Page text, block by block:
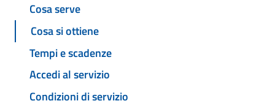
Cosa serve
Cosa si ottiene
Tempi e scadenze
Accedi al servizio
Condizioni di servizio